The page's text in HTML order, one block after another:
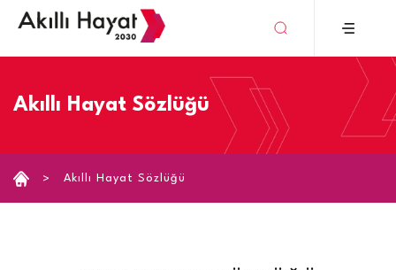
Akıllı Hayat Sözlüğü
Akıllı Hayat Sözlüğü